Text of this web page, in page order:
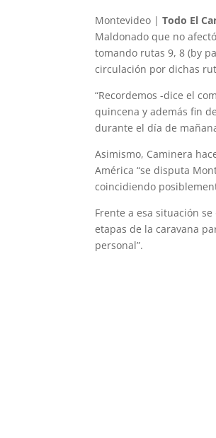
Montevideo |Todo El
Maldonado que no
tomando rutas 9, 8 (by
circulación por dichas
“Recordemos -dice el
quincena y además fin
durante el día de
Asimismo, Caminera
América “se disputa
coincidiendo
Frente a esa situación
etapas de la caravana
personal”.